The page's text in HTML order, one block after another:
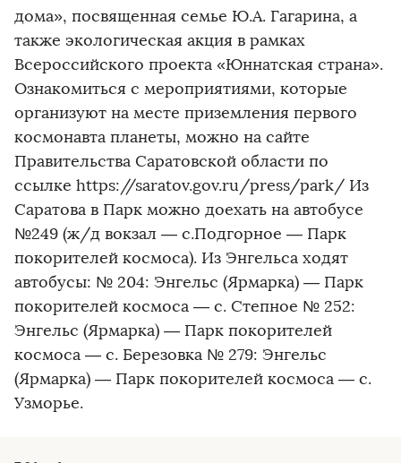
дома», посвященная семье Ю.А. Гагарина, а
также экологическая акция в рамках
Всероссийского проекта «Юннатская страна».
Ознакомиться с мероприятиями, которые
организуют на месте приземления первого
космонавта планеты, можно на сайте
Правительства Саратовской области по
ссылке https://saratov.gov.ru/press/park/ Из
Саратова в Парк можно доехать на автобусе
№249 (ж/д вокзал — с.Подгорное — Парк
покорителей космоса). Из Энгельса ходят
автобусы: № 204: Энгельс (Ярмарка) — Парк
покорителей космоса — с. Степное № 252:
Энгельс (Ярмарка) — Парк покорителей
космоса — с. Березовка № 279: Энгельс
(Ярмарка) — Парк покорителей космоса — с.
Узморье.